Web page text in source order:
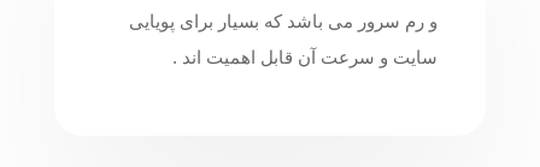
و رم سرور می باشد که بسیار برای پویایی
سایت و سرعت آن قابل اهمیت اند .